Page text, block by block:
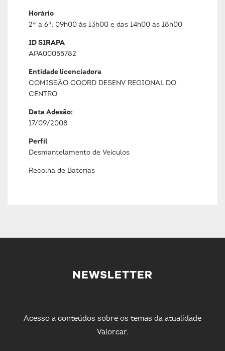
Horário
2ª a 6ª: 09h00 às 13h00 e das 14h00 às 18h00
ID SIRAPA
APA00055782
Entidade licenciadora
COMISSÃO COORD DESENV REGIONAL DO
CENTRO
Data Adesão:
17/09/2008
Perfil
Desmantelamento de Veículos
Recolha de Baterias
NEWSLETTER
Acesso a conteúdos sobre os temas da atualidade
Valorcar.